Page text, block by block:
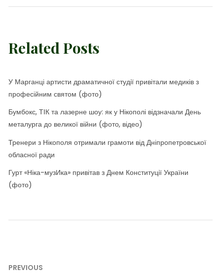
Related Posts
У Марганці артисти драматичної студії привітали медиків з
професійним святом (фото)
Бумбокс, ТІК та лазерне шоу: як у Нікополі відзначали День
металурга до великої війни (фото, відео)
Тренери з Нікополя отримали грамоти від Дніпропетровської
обласної ради
Гурт «Ніка-музИка» привітав з Днем Конституції України
(фото)
Навігація
PREVIOUS